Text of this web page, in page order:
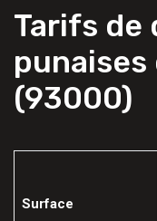
Tarifs de
(93000)
Surface